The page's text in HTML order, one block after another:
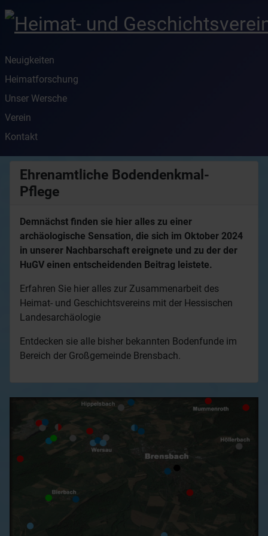
Neuigkeiten
Heimatforschung
Unser Wersche
Verein
Kontakt
Ehrenamtliche Bodendenkmal-
Pflege
Demnächst finden sie hier alles zu einer
archäologische Sensation, die sich im Oktober 2024
in unserer Nachbarschaft ereignete und zu der der
HuGV einen entscheidenden Beitrag leistete.
Erfahren Sie hier alles zur Zusammenarbeit des
Heimat- und Geschichtsvereins mit der Hessischen
Landesarchäologie
Entdecken sie alle bisher bekannten Bodenfunde im
Bereich der Großgemeinde Brensbach.